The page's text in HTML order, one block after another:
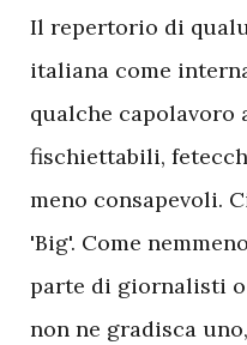
Il repertorio di
italiana come
qualche capolavoro
fischiettabili,
meno consapevoli.
'Big'. Come
parte di giornalisti
non ne gradisca